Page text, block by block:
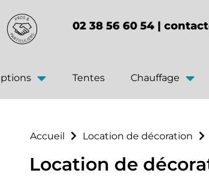
02 38 56 60 54 |
Tentes Chauffage
Accueil Location de décoration
Location de